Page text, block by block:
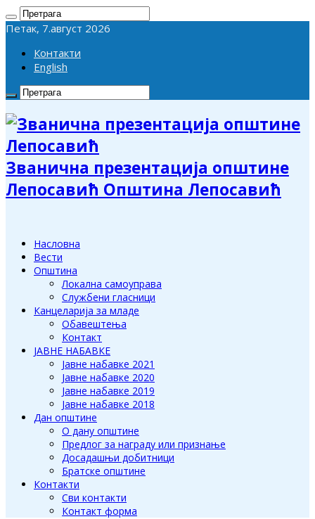
Петак, 7.август 2026
Контакти
English
Званична презентација општине
Лепосавић Општина Лепосавић
Насловна
Вести
Општина
Локална самоуправа
Службени гласници
Канцеларија за младе
Обавештења
Контакт
ЈАВНЕ НАБАВКЕ
Јавне набавке 2021
Јавне набавке 2020
Јавне набавке 2019
Јавне набавке 2018
Дан општине
О дану општине
Предлог за награду или признање
Досадашњи добитници
Братске општине
Контакти
Сви контакти
Контакт форма